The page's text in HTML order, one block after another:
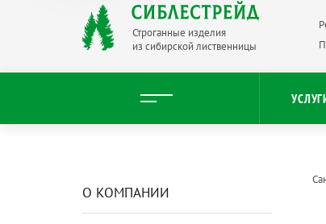
Строганные изделия
из сибирской лиственницы
О КОМПАНИИ